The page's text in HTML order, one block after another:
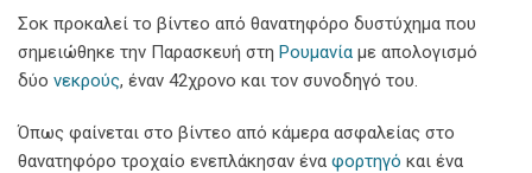
Σοκ προκαλεί το βίντεο από θανατηφόρο δυστύχημα που
σημειώθηκε την Παρασκευή στη Ρουμανία με απολογισμό
δύο νεκρούς, έναν 42χρονο και τον συνοδηγό του.
Όπως φαίνεται στο βίντεο από κάμερα ασφαλείας στο
θανατηφόρο τροχαίο ενεπλάκησαν ένα φορτηγό και ένα